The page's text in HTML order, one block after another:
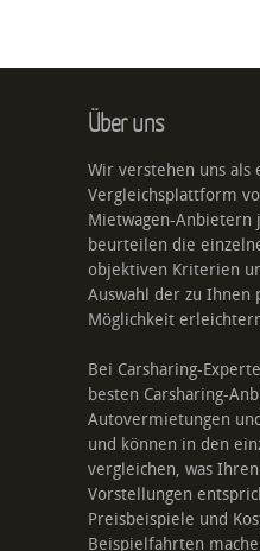
Über uns
Wir verstehen uns als
Vergleichsplattform
Mietwagen-Anbietern
beurteilen die
objektiven Kriterien
Auswahl der zu Ihnen
Möglichkeit
Bei Carsharing-
besten Carsharing-
Autovermietungen und
und können in den
vergleichen, was
Vorstellungen
Preisbeispiele und
Beispielfahrten